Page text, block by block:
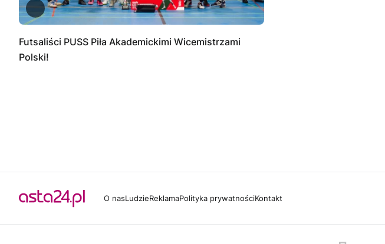
Futsaliści PUSS Piła Akademickimi Wicemistrzami
Polski!
O nasLudzieReklamaPolityka prywatnościKontakt